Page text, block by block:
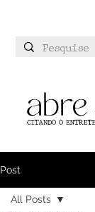
Post
All Posts